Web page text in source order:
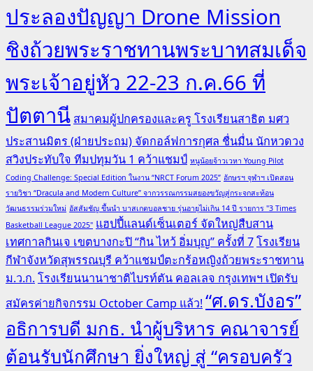
ประลองปัญญา Drone Mission
ชิงถ้วยพระราชทานพระบาทสมเด็จ
พระเจ้าอยู่หัว 22-23 ก.ค.66 ที่
ปัตตานี สมาคมผู้ปกครองและครู โรงเรียนสาธิต มศว
ประสานมิตร (ฝ่ายประถม) จัดกอล์ฟการกุศล ชื่นมื่น นักหวดวง
สวิงประทับใจ ทีมปทุมวัน 1 คว้าแชมป์ หนูน้อยจ้าวเวหา Young Pilot
Coding Challenge: Special Edition ในงาน “NRCT Forum 2025” อักษรฯ จุฬาฯ เปิดสอน
รายวิชา “Dracula and Modern Culture” จากวรรณกรรมสยองขวัญสู่กระจกสะท้อน
วัฒนธรรมร่วมใหม่ อัสสัมชัญ ขึ้นนำ บาสเกตบอลชาย รุ่นอายุไม่เกิน 14 ปี รายการ "3 Times
Basketball League 2025" แฮปปี้แลนด์เซ็นเตอร์ จัดใหญ่สืบสาน
เทศกาลกินเจ เขตบางกะปิ “กิน ไหว้ อิ่มบุญ” ครั้งที่ 7โรงเรียน
กีฬาจังหวัดสุพรรณบุรี คว้าแชมป์ตะกร้อหญิงถ้วยพระราชทาน
ม.ว.ก.โรงเรียนนานาชาติไบรท์ตัน คอลเลจ กรุงเทพฯ เปิดรับ
สมัครค่ายกิจกรรม October Camp แล้ว!“ศ.ดร.บังอร”
อธิการบดี มกธ. นำผู้บริหาร คณาจารย์
ต้อนรับนักศึกษา ยิ่งใหญ่ สู่ “ครอบครัว